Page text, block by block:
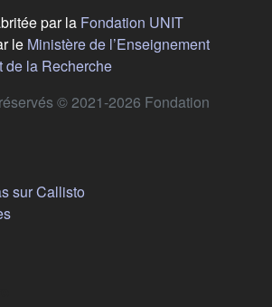
par la Fondation UNIT(s'ouvre
le Ministère de l’Enseignement
de la Recherche(s'ouvre dans un nouvel
© 2021-2026 Fondation
sur Callisto